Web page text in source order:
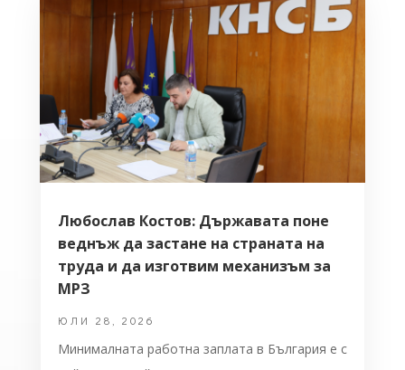
Любослав Костов: Държавата поне
веднъж да застане на страната на
труда и да изготвим механизъм за
МРЗ
ЮЛИ 28, 2026
Минималната работна заплата в България е с